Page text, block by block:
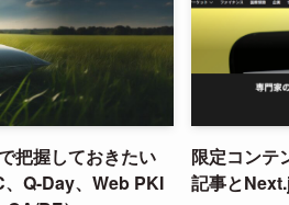
把握しておきたい
Q-Day、Web PKI
限定コンテ
記事と